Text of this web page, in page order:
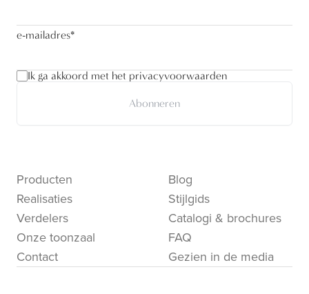
e-mailadres*
Ik ga akkoord met het privacyvoorwaarden
Abonneren
Producten
Realisaties
Verdelers
Onze toonzaal
Contact
Blog
Stijlgids
Catalogi & brochures
FAQ
Gezien in de media